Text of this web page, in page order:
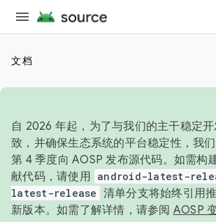
文档
自 2026 年起，为了与我们的主干稳定
致，并确保生态系统的平台稳定性，我
第 4 季度向 AOSP 发布源代码。如需构
献代码，请使用 android-latest-
latest-release 清单分支将始终引用
新版本。如需了解详情，请参阅 AOSP